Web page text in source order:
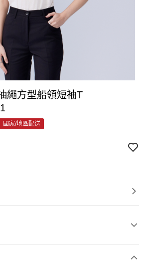
繩方型船領短袖T
國家/地區配送